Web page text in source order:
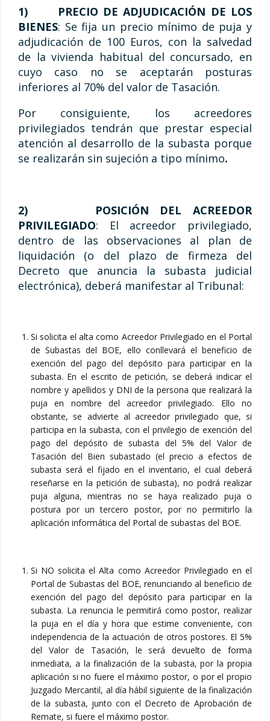
1) PRECIO DE ADJUDICACIÓN DE LOS
BIENES: Se fija un precio mínimo de puja y
adjudicación de 100 Euros, con la salvedad
de la vivienda habitual del concursado, en
cuyo caso no se aceptarán posturas
inferiores al 70% del valor de Tasación.
Por consiguiente, los acreedores
privilegiados tendrán que prestar especial
atención al desarrollo de la subasta porque
se realizarán sin sujeción a tipo mínimo.
2) POSICIÓN DEL ACREEDOR
PRIVILEGIADO: El acreedor privilegiado,
dentro de las observaciones al plan de
liquidación (o del plazo de firmeza del
Decreto que anuncia la subasta judicial
electrónica), deberá manifestar al Tribunal:
Si solicita el alta como Acreedor Privilegiado en el Portal
de Subastas del BOE, ello conllevará el beneficio de
exención del pago del depósito para participar en la
subasta. En el escrito de petición, se deberá indicar el
nombre y apellidos y DNI de la persona que realizará la
puja en nombre del acreedor privilegiado. Ello no
obstante, se advierte al acreedor privilegiado que, si
participa en la subasta, con el privilegio de exención del
pago del depósito de subasta del 5% del Valor de
Tasación del Bien subastado (el precio a efectos de
subasta será el fijado en el inventario, el cual deberá
reseñarse en la petición de subasta), no podrá realizar
puja alguna, mientras no se haya realizado puja o
postura por un tercero postor, por no permitirlo la
aplicación informática del Portal de subastas del BOE.
Si NO solicita el Alta como Acreedor Privilegiado en el
Portal de Subastas del BOE, renunciando al beneficio de
exención del pago del depósito para participar en la
subasta. La renuncia le permitirá como postor, realizar
la puja en el día y hora que estime conveniente, con
independencia de la actuación de otros postores. El 5%
del Valor de Tasación, le será devuelto de forma
inmediata, a la finalización de la subasta, por la propia
aplicación si no fuere el máximo postor, o por el propio
Juzgado Mercantil, al día hábil siguiente de la finalización
de la subasta, junto con el Decreto de Aprobación de
Remate, si fuere el máximo postor.